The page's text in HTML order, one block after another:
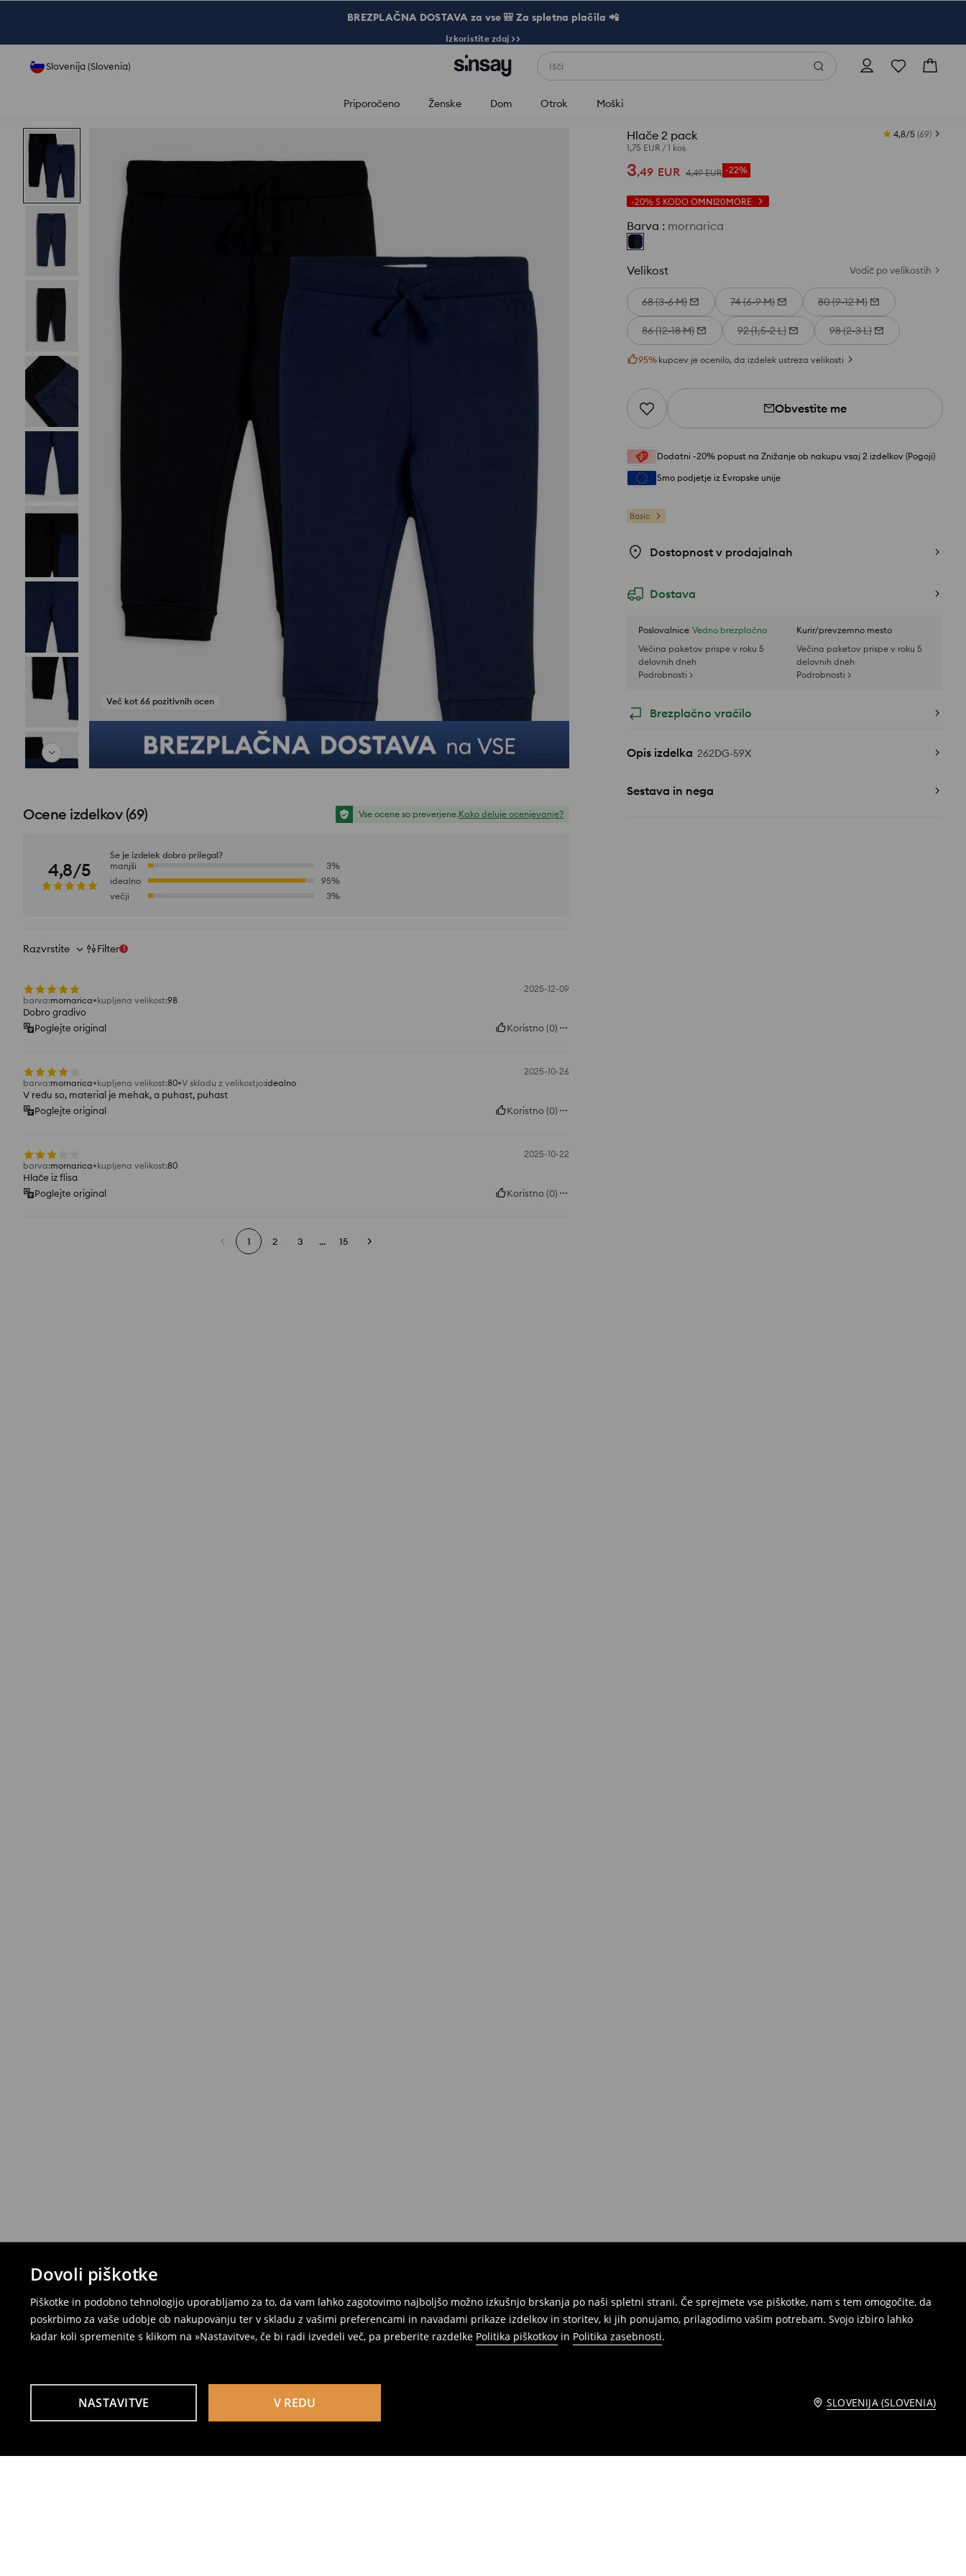
Dovoli piškotke
Piškotke in podobno tehnologijo uporabljamo za to, da vam lahko zagotovimo najboljšo možno izkušnjo brskanja po naši spletni strani. Če sprejmete vse piškotke, nam s tem omogočite, da
poskrbimo za vaše udobje ob nakupovanju ter v skladu z vašimi preferencami in navadami prikaze izdelkov in storitev, ki jih ponujamo, prilagodimo vašim potrebam. Svojo izbiro lahko
kadar koli spremenite s klikom na »Nastavitve«, če bi radi izvedeli več, pa preberite razdelke Politika piškotkov in Politika zasebnosti.
NASTAVITVE V REDU SLOVENIJA (SLOVENIA)
BREZPLAČNA DOSTAVA za vse 🎒 Za spletna plačila 📲
Izkoristite zdaj >>
Slovenija (Slovenia) Išči
Priporočeno Ženske Dom Otrok Moški
Hlače 2 pack
1,75 EUR /1 kos
4,8/5 (69)
3,49 EUR 4,49 EUR -22%
-20% S KODO OMNI20MORE
Barva : mornarica
Velikost Vodič po velikostih
68 (3-6 M) 74 (6-9 M) 80 (9-12 M)
86 (12-18 M) 92 (1,5-2 L) 98 (2-3 L)
95% kupcev je ocenilo, da izdelek ustreza velikosti
Obvestite me
Dodatni -20% popust na Znižanje ob nakupu vsaj 2 izdelkov (Pogoji)
Smo podjetje iz Evropske unije
Basic
Dostopnost v prodajalnah
Dostava
Poslovalnice Vedno brezplačno
Večina paketov prispe v roku 5
delovnih dneh
Podrobnosti >
Kurir/prevzemno mesto
Večina paketov prispe v roku 5
delovnih dneh
Podrobnosti >
Brezplačno vračilo
Opis izdelka 262DG-59X
Sestava in nega
Več kot 66 pozitivnih ocen
Poglej fotografije iz ocen
Ocene izdelkov(69) Vse ocene so preverjene.Kako deluje ocenjevanje?
4,8/5
Se je izdelek dobro prilegal?
manjši
3%
idealno
95%
večji
3%
Razvrstite Filter 1
2025-12-09
barva:mornarica kupljena velikost:98
Dobro gradivo
Poglejte original
Koristno(0)
2025-10-26
barva:mornarica kupljena velikost:80 V skladu z velikostjo:idealno
V redu so, material je mehak, a puhast, puhast
Poglejte original
Koristno(0)
2025-10-22
barva:mornarica kupljena velikost:80
Hlače iz flisa
Poglejte original
Koristno(0)
1 2 3 ... 15